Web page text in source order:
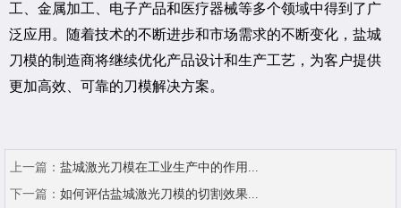
工、金属加工、电子产品和医疗器械等多个领域中得到了广
泛应用。随着技术的不断进步和市场需求的不断变化，盐城
刀模的制造商将继续优化产品设计和生产工艺，为客户提供
更加高效、可靠的刀模解决方案。
上一篇： 盐城激光刀模在工业生产中的作用...
下一篇： 如何评估盐城激光刀模的切割效果...